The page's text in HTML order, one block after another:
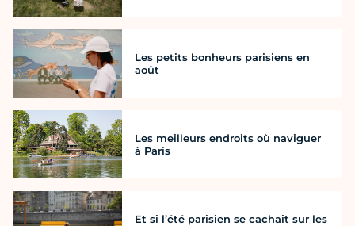
Les petits bonheurs parisiens en
août
Les meilleurs endroits où naviguer
à Paris
Et si l’été parisien se cachait sur les